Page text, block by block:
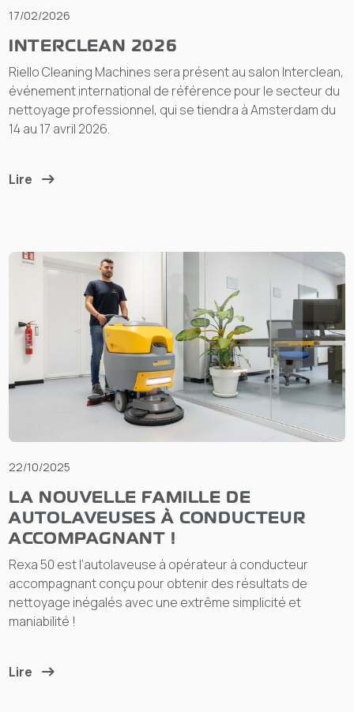
17/02/2026
INTERCLEAN 2026
Riello Cleaning Machines sera présent au salon Interclean,
événement international de référence pour le secteur du
nettoyage professionnel, qui se tiendra à Amsterdam du
14 au 17 avril 2026.
Lire
22/10/2025
LA NOUVELLE FAMILLE DE
AUTOLAVEUSES À CONDUCTEUR
ACCOMPAGNANT !
Rexa 50 est l’autolaveuse à opérateur à conducteur
accompagnant conçu pour obtenir des résultats de
nettoyage inégalés avec une extrême simplicité et
maniabilité !
Lire